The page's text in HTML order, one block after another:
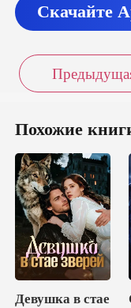
Скачайте
Похожие
Девушка в стае